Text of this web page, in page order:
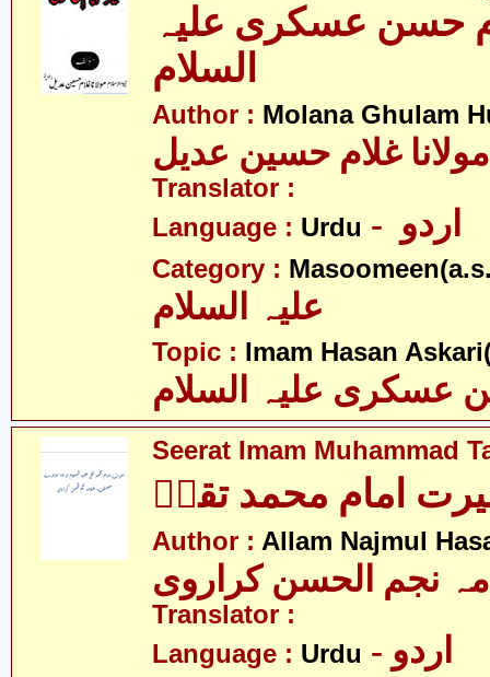
حسن عسکری علیہ
Author : Molana Ghulam
مولانا غلام حسین عدیل
Translator :
Language : Urdu
Category :
Topic : Imam Hasan
عسکری علیہ السلام
Seerat Imam Muhammad
امام محمد تقیؑ
Author : Allam Najmul
نجم الحسن کراروی
Translator :
Language : Urdu - اردو